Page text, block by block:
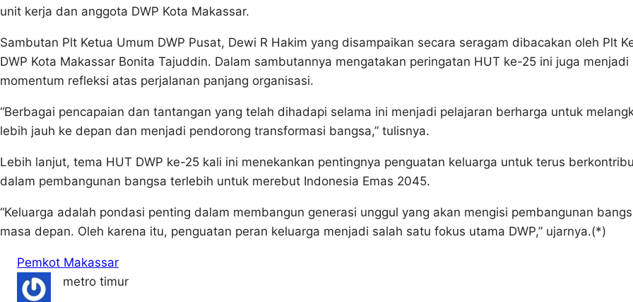
unit kerja dan anggota DWP Kota Makassar.
Sambutan Plt Ketua Umum DWP Pusat, Dewi R Hakim yang disampaikan secara seragam dibacakan oleh Plt
DWP Kota Makassar Bonita Tajuddin. Dalam sambutannya mengatakan peringatan HUT ke-25 ini juga menjadi
momentum refleksi atas perjalanan panjang organisasi.
“Berbagai pencapaian dan tantangan yang telah dihadapi selama ini menjadi pelajaran berharga untuk
lebih jauh ke depan dan menjadi pendorong transformasi bangsa,” tulisnya.
Lebih lanjut, tema HUT DWP ke-25 kali ini menekankan pentingnya penguatan keluarga untuk terus
dalam pembangunan bangsa terlebih untuk merebut Indonesia Emas 2045.
“Keluarga adalah pondasi penting dalam membangun generasi unggul yang akan mengisi pembangunan
masa depan. Oleh karena itu, penguatan peran keluarga menjadi salah satu fokus utama DWP,” ujarnya.(*)
Pemkot Makassar
metro timur